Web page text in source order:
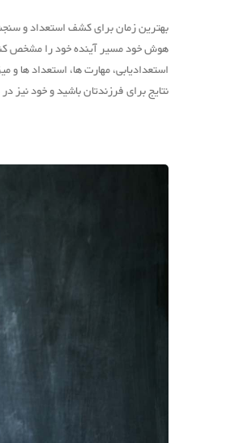
بهترین زمان برای کشف استعداد و
هوش خود مسیر آینده خود را مشخص
استعدادیابی، مهارت ها، استعداد ها
نتایج برای فرزندتان باشید و خود